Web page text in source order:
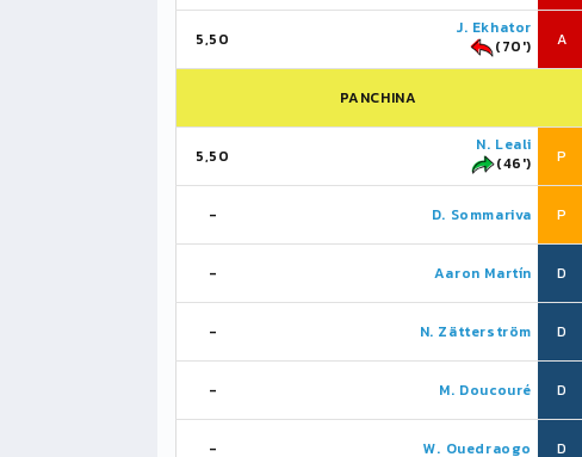
5,50
J. Ekhator
(70')
A
PANCHINA
5,50
N. Leali
(46')
P
- D. Sommariva P
- Aaron Martín D
- N. Zätterström D
- M. Doucouré D
- W. Ouedraogo D